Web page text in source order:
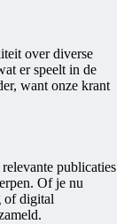
over diverse
er speelt in de
want onze krant
publicaties
Of je nu
of digital